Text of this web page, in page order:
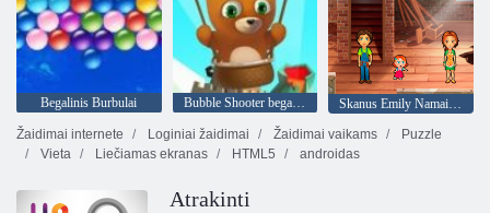
Begalinis Burbulai Bubble Shooter begalinis
Skanus Emily Namai namučiai
Žaidimai internete
Loginiai žaidimai Žaidimai vaikams
Puzzle
Vieta
Liečiamas ekranas HTML5 androidas
Atrakinti